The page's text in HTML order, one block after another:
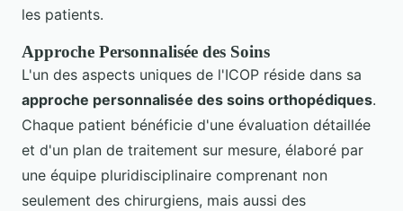
les patients.
Approche Personnalisée des Soins
L'un des aspects uniques de l'ICOP réside dans sa
approche personnalisée des soins orthopédiques.
Chaque patient bénéficie d'une évaluation détaillée
et d'un plan de traitement sur mesure, élaboré par
une équipe pluridisciplinaire comprenant non
seulement des chirurgiens, mais aussi des